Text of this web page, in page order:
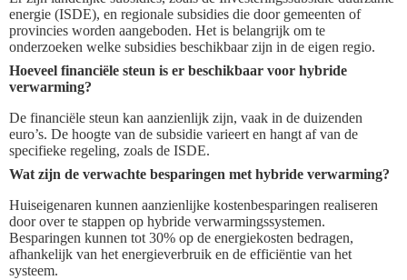
energie (ISDE), en regionale subsidies die door gemeenten of
provincies worden aangeboden. Het is belangrijk om te
onderzoeken welke subsidies beschikbaar zijn in de eigen regio.
Hoeveel financiële steun is er beschikbaar voor hybride
verwarming?
De financiële steun kan aanzienlijk zijn, vaak in de duizenden
euro’s. De hoogte van de subsidie varieert en hangt af van de
specifieke regeling, zoals de ISDE.
Wat zijn de verwachte besparingen met hybride verwarming?
Huiseigenaren kunnen aanzienlijke kostenbesparingen realiseren
door over te stappen op hybride verwarmingssystemen.
Besparingen kunnen tot 30% op de energiekosten bedragen,
afhankelijk van het energieverbruik en de efficiëntie van het
systeem.